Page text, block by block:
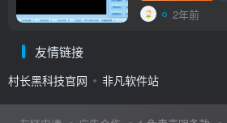
2年前
友情链接
村长黑科技官网 非凡软件站